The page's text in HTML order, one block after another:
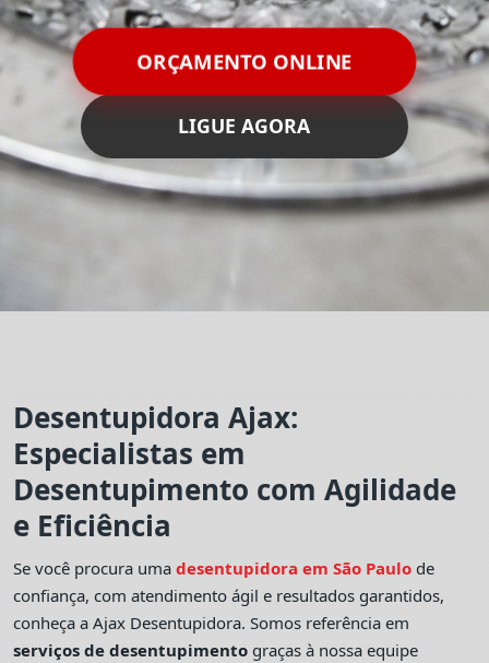
ORÇAMENTO ONLINE
LIGUE AGORA
Desentupidora Ajax:
Especialistas em
Desentupimento com Agilidade
e Eficiência
Se você procura umadesentupidora em São Paulo de
confiança, com atendimento ágil e resultados garantidos,
conheça a Ajax Desentupidora. Somos referência em
serviços de desentupimento graças à nossa equipe